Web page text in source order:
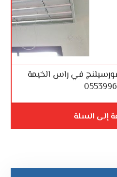
في راس الخيمة
إلى السلة